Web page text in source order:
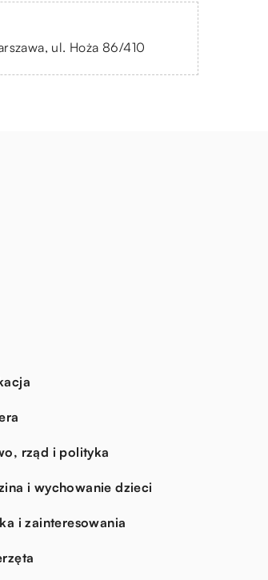
ul. Hoża 86/410
rząd i polityka
i wychowanie dzieci
i zainteresowania